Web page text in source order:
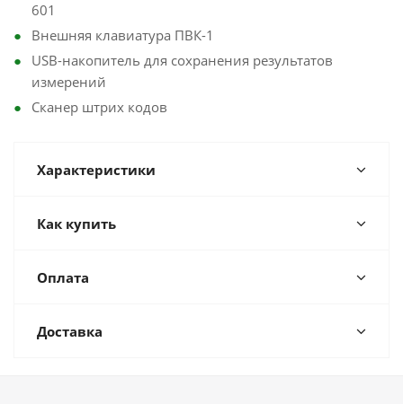
601
Внешняя клавиатура ПВК-1
USB-накопитель для сохранения результатов
измерений
Сканер штрих кодов
Характеристики
Как купить
Оплата
Доставка